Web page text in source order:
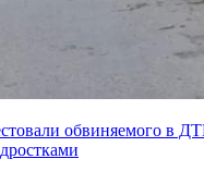
обвиняемого в